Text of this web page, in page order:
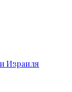
Израиля